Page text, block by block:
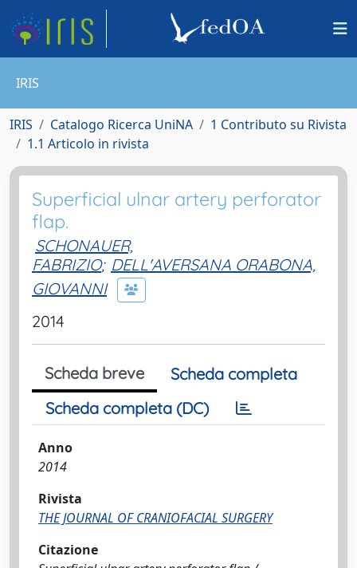
IRIS
IRIS Catalogo Ricerca UniNA
1 Contributo su Rivista
1.1 Articolo in rivista
Superficial ulnar artery perforator
flap.
SCHONAUER,
FABRIZIO; DELL'AVERSANA ORABONA,
GIOVANNI
2014
Scheda breve
Scheda completa
Scheda completa (DC)
Anno
2014
Rivista
THE JOURNAL OF CRANIOFACIAL SURGERY
Citazione